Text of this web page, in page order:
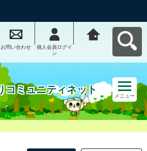
お問い合わせ
個人会員ログイ
ン
コミュニティネット
メニュー